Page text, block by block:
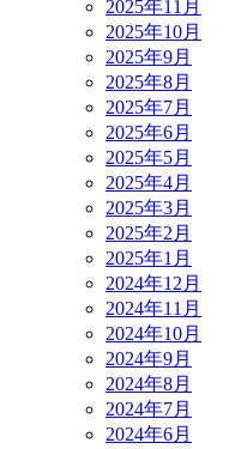
2025年11月
2025年10月
2025年9月
2025年8月
2025年7月
2025年6月
2025年5月
2025年4月
2025年3月
2025年2月
2025年1月
2024年12月
2024年11月
2024年10月
2024年9月
2024年8月
2024年7月
2024年6月